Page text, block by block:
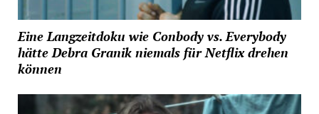
Eine Langzeitdoku wie Conbody vs. Everybody
hätte Debra Granik niemals für Netflix drehen
können